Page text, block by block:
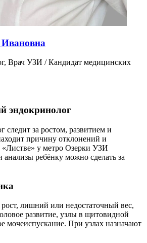
Врач УЗИ / Кандидат медицинских
эндокринолог
следит за ростом, развитием и
причину отклонений и
«Листве» у метро Озерки УЗИ
ребёнку можно сделать за
лишний или недостаточный вес,
развитие, узлы в щитовидной
мочеиспускание. При узлах назначают